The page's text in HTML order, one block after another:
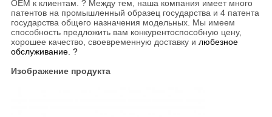
OEM к клиентам. ? Между тем, наша компания имеет много
патентов на промышленный образец государства и 4 патента
государства общего назначения модельных. Мы имеем
способность предложить вам конкурентоспособную цену,
хорошее качество, своевременную доставку и любезное
обслуживание. ?
Изображение продукта